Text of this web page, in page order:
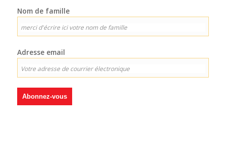
Nom de famille
Adresse email